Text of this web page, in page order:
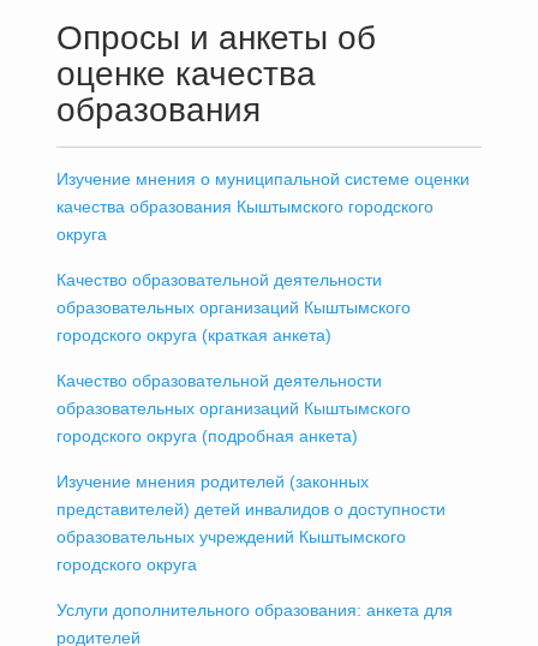
Опросы и анкеты об
оценке качества
образования
Изучение мнения о муниципальной системе оценки
качества образования Кыштымского городского
округа
Качество образовательной деятельности
образовательных организаций Кыштымского
городского округа (краткая анкета)
Качество образовательной деятельности
образовательных организаций Кыштымского
городского округа (подробная анкета)
Изучение мнения родителей (законных
представителей) детей инвалидов о доступности
образовательных учреждений Кыштымского
городского округа
Услуги дополнительного образования: анкета для
родителей